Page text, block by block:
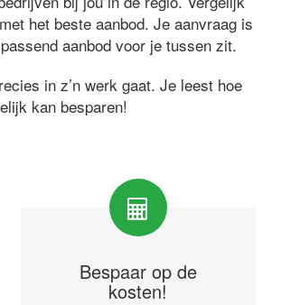
het beste aanbod. Je aanvraag is
aanbod voor je tussen zit.
in z’n werk gaat. Je leest hoe
kan besparen!
Bespaar op de
kosten!